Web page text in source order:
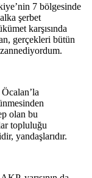
7 bölgesinde
şerbet
karşısında
gerçekleri bütün
olan bu
topluluğu
yandaşlarıdır.